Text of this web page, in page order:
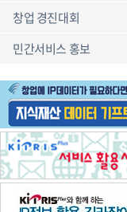
창업 경진대회
민간서비스 홍보